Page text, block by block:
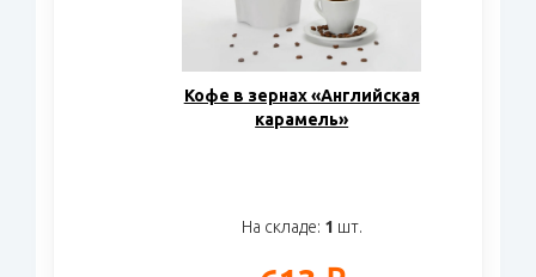
Кофе в зернах «Английская
карамель»
На складе: 1 шт.